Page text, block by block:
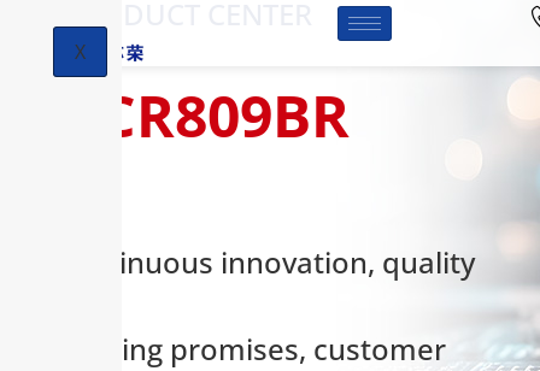
X
HCR809BR
Continuous innovation, quality
keeping promises, customer